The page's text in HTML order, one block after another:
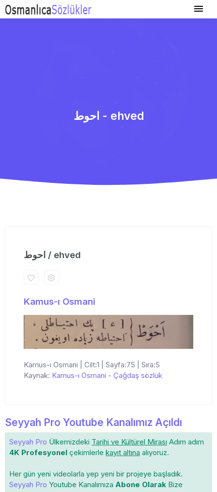
احوط - ehved
احوط / ehved
Kamus-ı Osmani
Kamus-ı Osmani | Cilt:1 | Sayfa:75 | Sıra:5
Kaynak: Kamus-ı Osmani - Çağdaş sözlük
Seyyah Pro Youtube Kanalımız Açıldı
Seyyah Pro Ülkemizdeki Tarihi ve Kültürel Mirası Adım adım
4K Profesyonel çekimlerle kayıt altına alıyoruz.
Her gün yeni videolarla yep yeni bir projeye başladık.
Seyyah Pro Youtube Kanalımıza Abone Olarak Bize